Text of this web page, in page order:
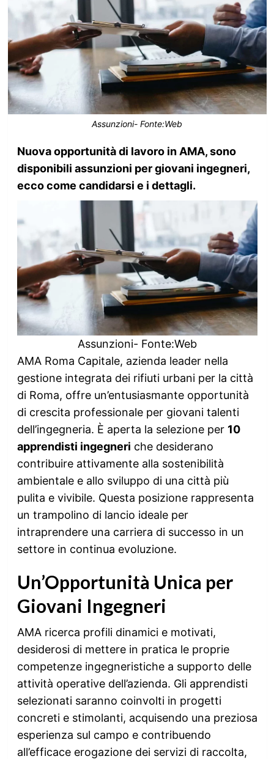
Assunzioni- Fonte:Web
Nuova opportunità di lavoro in AMA, sono
disponibili assunzioni per giovani ingegneri,
ecco come candidarsi e i dettagli.
Assunzioni- Fonte:Web
AMA Roma Capitale, azienda leader nella
gestione integrata dei rifiuti urbani per la città
di Roma, offre un’entusiasmante opportunità
di crescita professionale per giovani talenti
dell’ingegneria. È aperta la selezione per 10
apprendisti ingegneri che desiderano
contribuire attivamente alla sostenibilità
ambientale e allo sviluppo di una città più
pulita e vivibile. Questa posizione rappresenta
un trampolino di lancio ideale per
intraprendere una carriera di successo in un
settore in continua evoluzione.
Un’Opportunità Unica per
Giovani Ingegneri
AMA ricerca profili dinamici e motivati,
desiderosi di mettere in pratica le proprie
competenze ingegneristiche a supporto delle
attività operative dell’azienda. Gli apprendisti
selezionati saranno coinvolti in progetti
concreti e stimolanti, acquisendo una preziosa
esperienza sul campo e contribuendo
all’efficace erogazione dei servizi di raccolta,